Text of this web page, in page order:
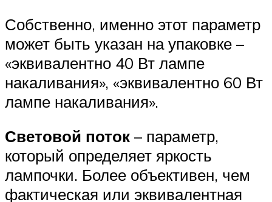
Собственно, именно этот параметр
может быть указан на упаковке –
«эквивалентно 40 Вт лампе
накаливания», «эквивалентно 60 Вт
лампе накаливания».
Световой поток – параметр,
который определяет яркость
лампочки. Более объективен, чем
фактическая или эквивалентная